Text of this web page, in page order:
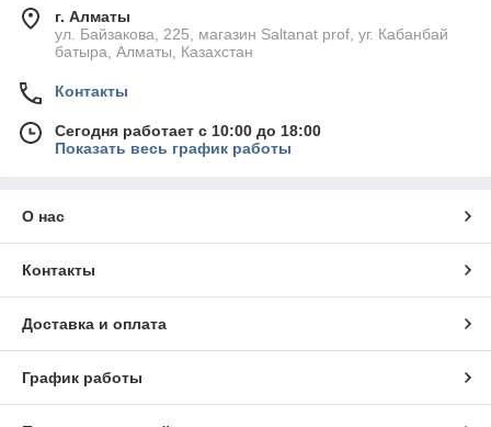
г. Алматы
ул. Байзакова, 225, магазин Saltanat prof, уг. Кабанбай
батыра, Алматы, Казахстан
Контакты
Сегодня работает с 10:00 до 18:00
Показать весь график работы
О нас
Контакты
Доставка и оплата
График работы